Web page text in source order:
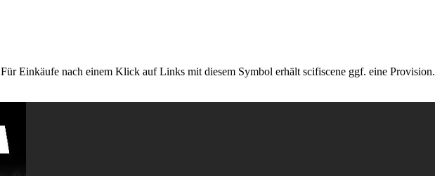
Für Einkäufe nach einem Klick auf Links mit diesem Symbol erhält scifiscene ggf. eine Provision.